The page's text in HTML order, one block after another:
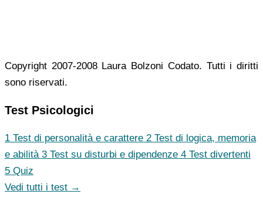
Copyright 2007-2008 Laura Bolzoni Codato. Tutti i diritti
sono riservati.
Test Psicologici
1 Test di personalità e carattere 2 Test di logica, memoria
e abilità 3 Test su disturbi e dipendenze 4 Test divertenti
5 Quiz
Vedi tutti i test →